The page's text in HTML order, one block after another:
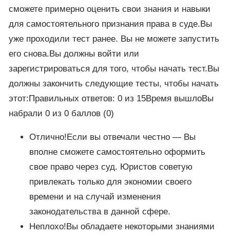
сможете примерно оценить свои знания и навыки
для самостоятельного признания права в суде.Вы
уже проходили тест ранее. Вы не можете запустить
его снова.Вы должны войти или
зарегистрироваться для того, чтобы начать тест.Вы
должны закончить следующие тесты, чтобы начать
этот:Правильных ответов: 0 из 15Время вышлоВы
набрали 0 из 0 баллов (0)
Отлично!Если вы отвечали честно — Вы
вполне сможете самостоятельно оформить
свое право через суд. Юристов советую
привлекать только для экономии своего
времени и на случай изменения
законодательства в данной сфере.
Неплохо!Вы обладаете некоторыми знаниями